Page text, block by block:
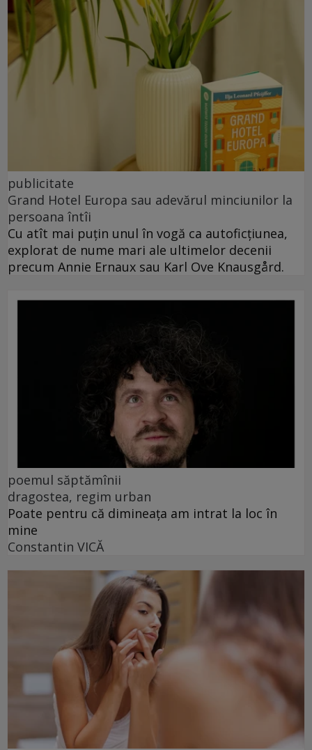
publicitate
Grand Hotel Europa sau adevărul minciunilor la
persoana întîi
Cu atît mai puțin unul în vogă ca autoficțiunea,
explorat de nume mari ale ultimelor decenii
precum Annie Ernaux sau Karl Ove Knausgård.
poemul săptămînii
dragostea, regim urban
Poate pentru că dimineața am intrat la loc în
mine
Constantin VICĂ